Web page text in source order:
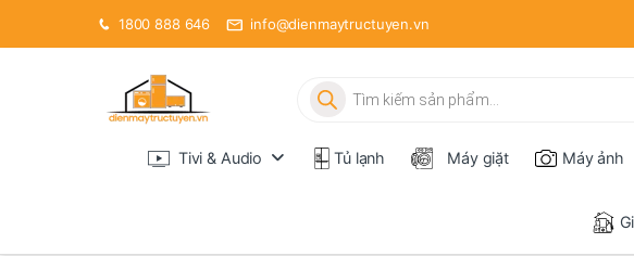
1800 888 646 info@dienmaytructuyen.vn
Tìm kiếm sản phẩm
Tivi & Audio Tủ lạnh Máy giặt Máy ảnh